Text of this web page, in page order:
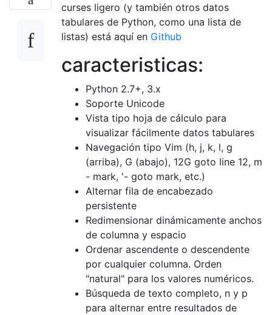
curses ligero (y también otros datos
tabulares de Python, como una lista de
listas) está aquí en Github
caracteristicas:
Python 2.7+, 3.x
Soporte Unicode
Vista tipo hoja de cálculo para
visualizar fácilmente datos tabulares
Navegación tipo Vim (h, j, k, l, g
(arriba), G (abajo), 12G goto line 12, m
- mark, '- goto mark, etc.)
Alternar fila de encabezado
persistente
Redimensionar dinámicamente anchos
de columna y espacio
Ordenar ascendente o descendente
por cualquier columna. Orden
"natural" para los valores numéricos.
Búsqueda de texto completo, n y p
para alternar entre resultados de